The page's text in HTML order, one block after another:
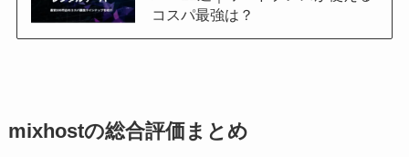
コスパ最強は？
mixhostの総合評価まとめ